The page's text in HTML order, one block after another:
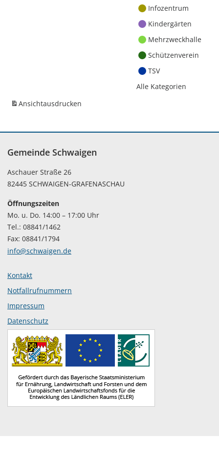
Infozentrum
Kindergärten
Mehrzweckhalle
Schützenverein
TSV
Alle Kategorien
Ansichtausdrucken
Gemeinde Schwaigen
Aschauer Straße 26
82445 SCHWAIGEN-GRAFENASCHAU
Öffnungszeiten
Mo. u. Do. 14:00 – 17:00 Uhr
Tel.: 08841/1462
Fax: 08841/1794
info@schwaigen.de
Kontakt
Notfallrufnummern
Impressum
Datenschutz